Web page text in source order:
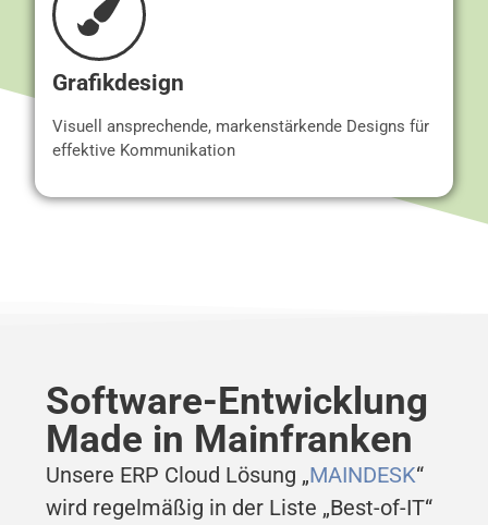
Grafikdesign
Visuell ansprechende, markenstärkende Designs für
effektive Kommunikation
Software-Entwicklung
Made in Mainfranken
Unsere ERP Cloud Lösung „MAINDESK“
wird regelmäßig in der Liste „Best-of-IT“